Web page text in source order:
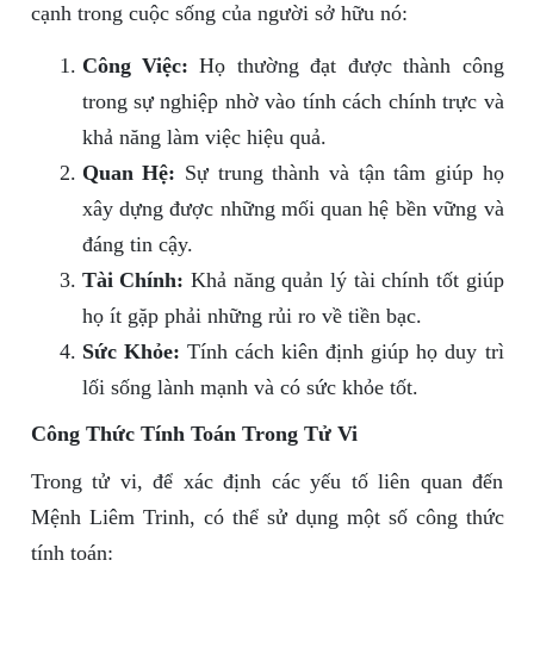
cạnh trong cuộc sống của người sở hữu nó:
Công Việc: Họ thường đạt được thành công
trong sự nghiệp nhờ vào tính cách chính trực và
khả năng làm việc hiệu quả.
Quan Hệ: Sự trung thành và tận tâm giúp họ
xây dựng được những mối quan hệ bền vững và
đáng tin cậy.
Tài Chính: Khả năng quản lý tài chính tốt giúp
họ ít gặp phải những rủi ro về tiền bạc.
Sức Khỏe: Tính cách kiên định giúp họ duy trì
lối sống lành mạnh và có sức khỏe tốt.
Công Thức Tính Toán Trong Tử Vi
Trong tử vi, để xác định các yếu tố liên quan đến
Mệnh Liêm Trinh, có thể sử dụng một số công thức
tính toán: